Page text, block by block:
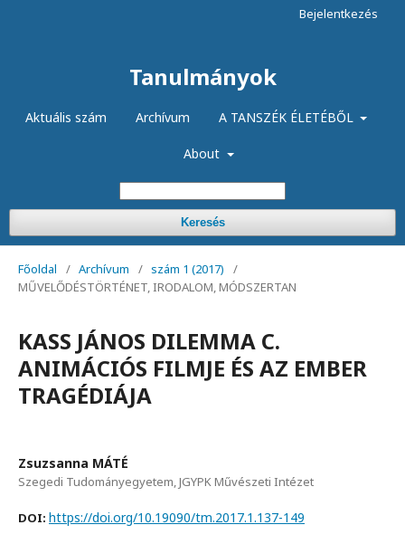
Tanulmányok
Aktuális szám Archívum A TANSZÉK ÉLETÉBŐL
About
Keresés
Bejelentkezés
Főoldal / Archívum / szám 1 (2017)
/
MŰVELŐDÉSTÖRTÉNET, IRODALOM, MÓDSZERTAN
KASS JÁNOS DILEMMA C.
ANIMÁCIÓS FILMJE ÉS AZ EMBER
TRAGÉDIÁJA
Zsuzsanna MÁTÉ
Szegedi Tudományegyetem, JGYPK Művészeti Intézet
DOI: https://doi.org/10.19090/tm.2017.1.137-149